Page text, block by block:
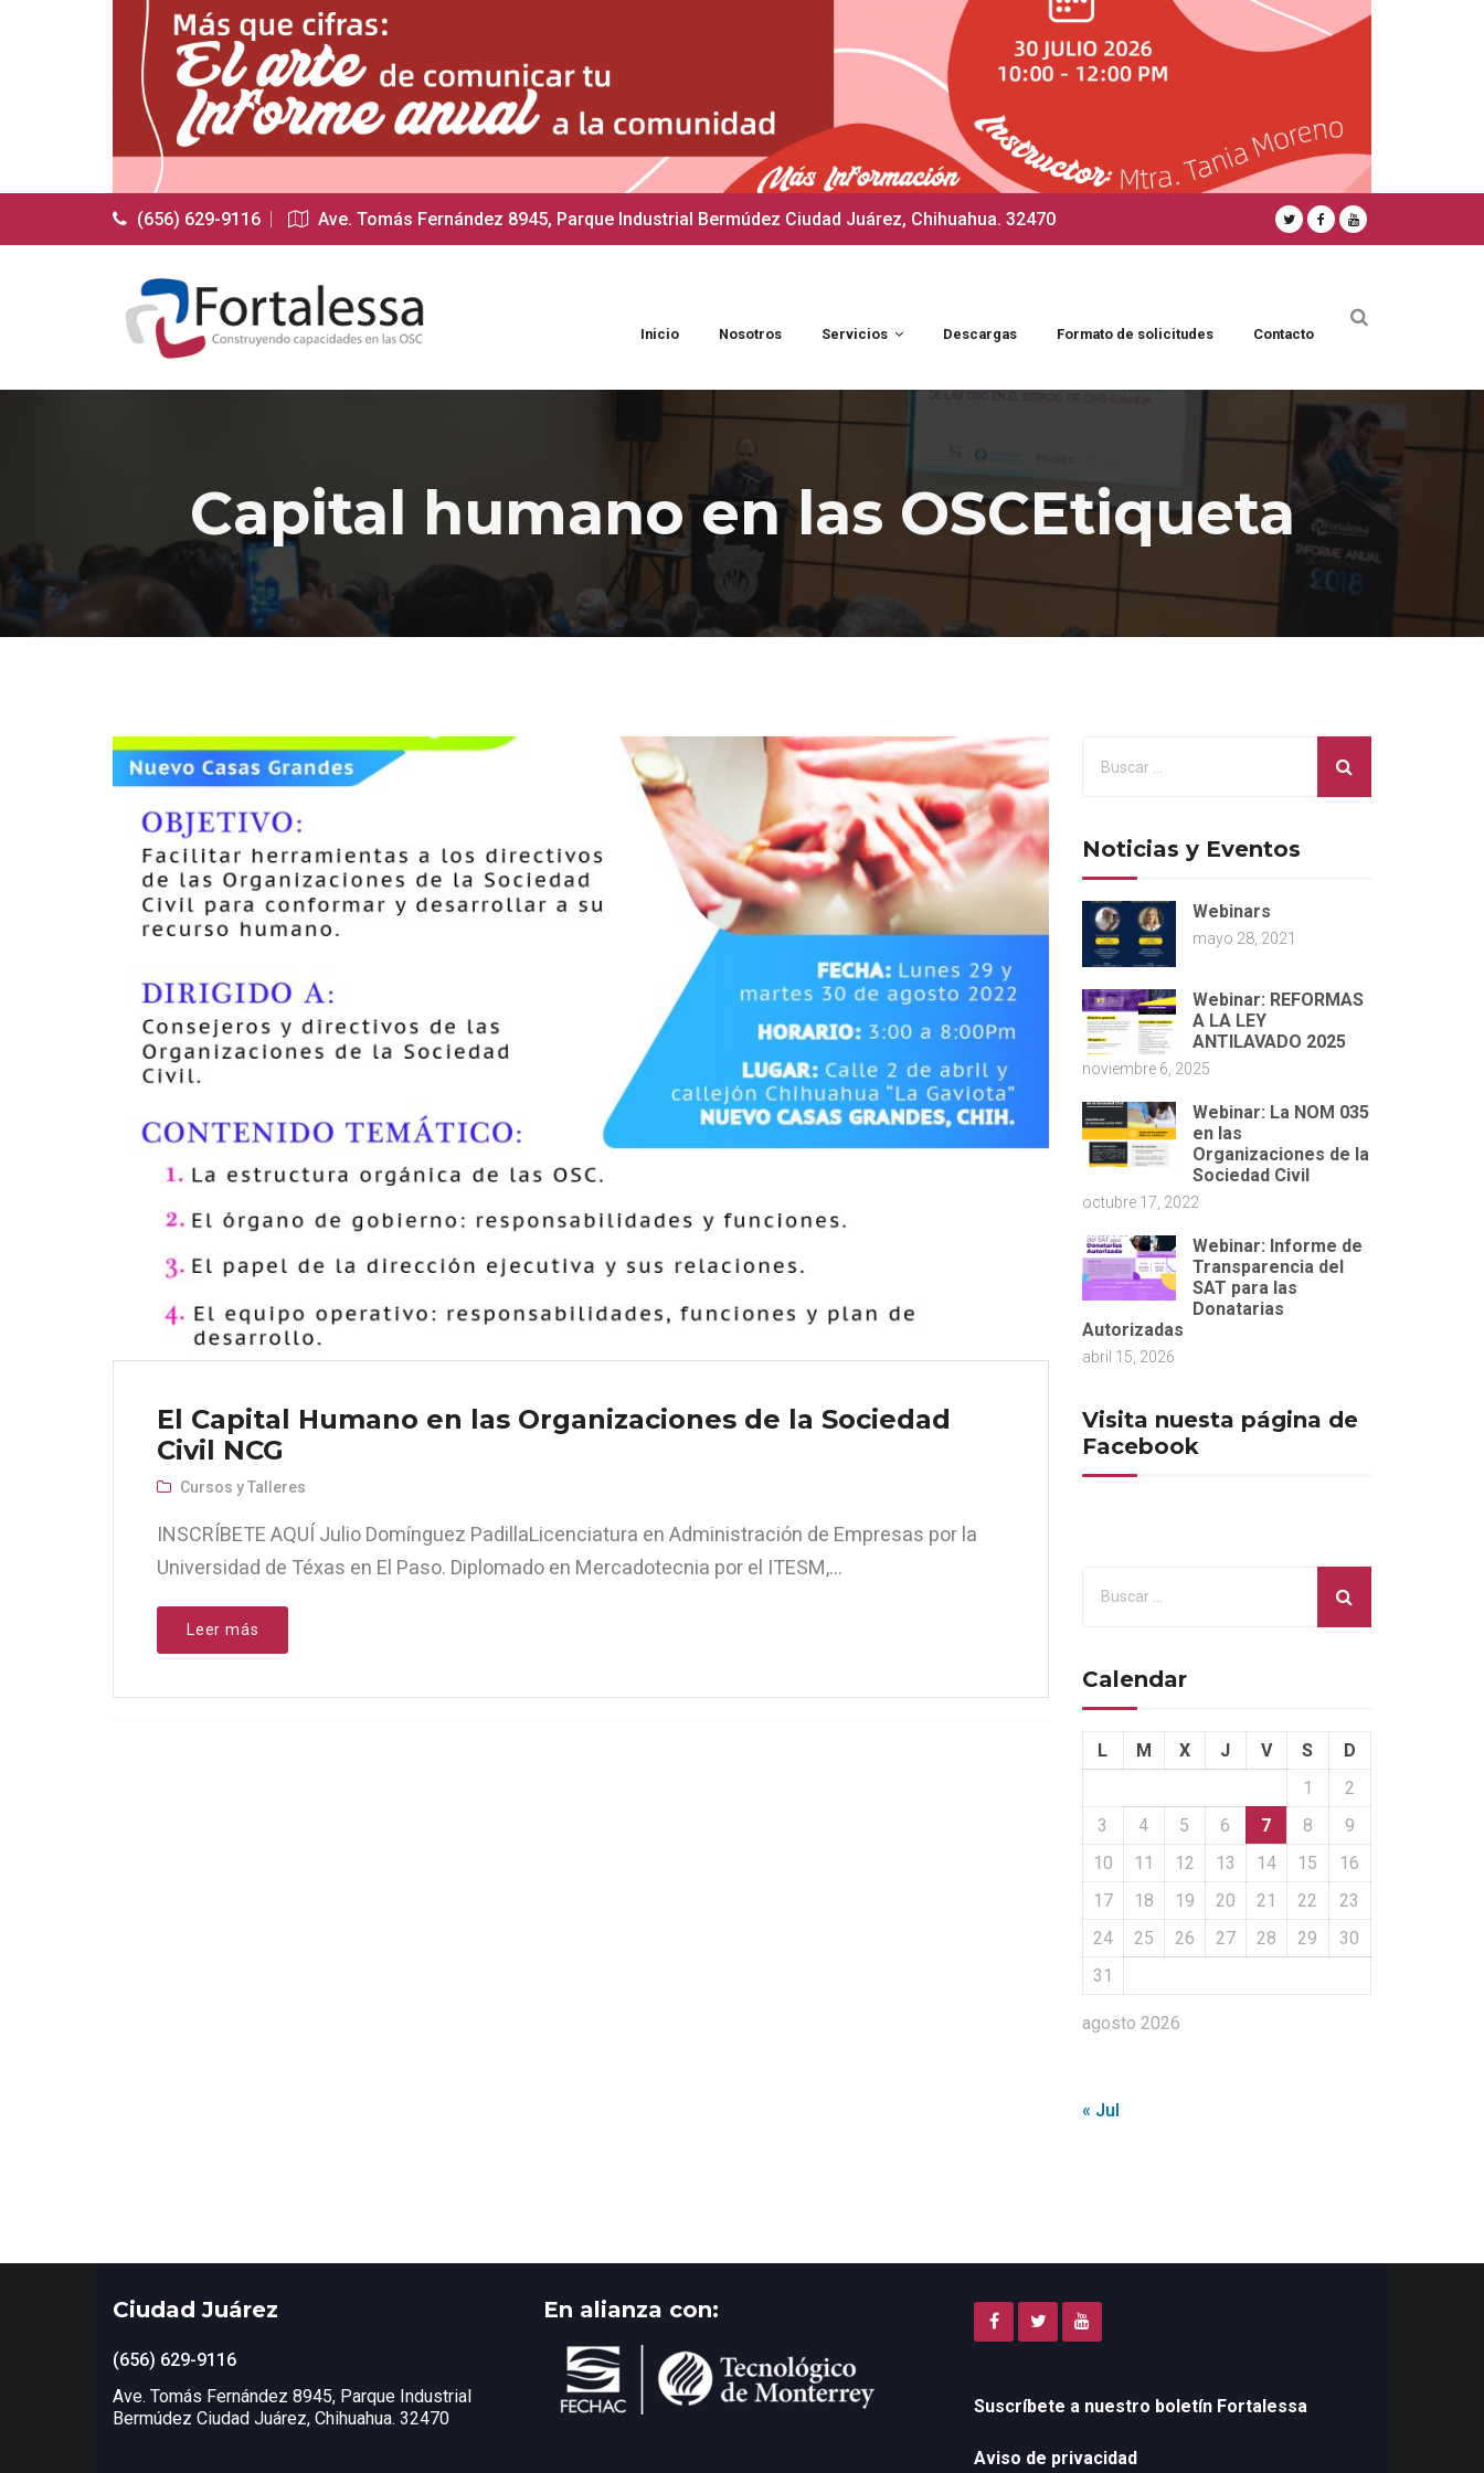
(656) 629-9116 Ave. Tomás Fernández 8945, Parque Industrial Bermúdez Ciudad Juárez, Chihuahua. 32470
Inicio Nosotros Servicios Descargas Formato de solicitudes Contacto
Capital humano en las OSCEtiqueta
El Capital Humano en las Organizaciones de la Sociedad
Civil NCG
Cursos y Talleres
INSCRÍBETE AQUÍ Julio Domínguez PadillaLicenciatura en Administración de Empresas por la
Universidad de Téxas en El Paso. Diplomado en Mercadotecnia por el ITESM,...
Leer más
Noticias y Eventos
Webinars
mayo 28, 2021
Webinar: REFORMAS
A LA LEY
ANTILAVADO 2025
noviembre 6, 2025
Webinar: La NOM 035
en las
Organizaciones de la
Sociedad Civil
octubre 17, 2022
Webinar: Informe de
Transparencia del
SAT para las
Donatarias
Autorizadas
abril 15, 2026
Visita nuesta página de
Facebook
Calendar
agosto 2026
L M X J V S
D
1
2
3
4 5 6 7 8
9
10
11 12 13 14 15
16
17
18 19 20 21 22
23
24
25 26 27 28 29
30
31
« Jul
Ciudad Juárez
(656) 629-9116
Ave. Tomás Fernández 8945, Parque Industrial
Bermúdez Ciudad Juárez, Chihuahua. 32470
En alianza con:
Suscríbete a nuestro boletín Fortalessa
Aviso de privacidad